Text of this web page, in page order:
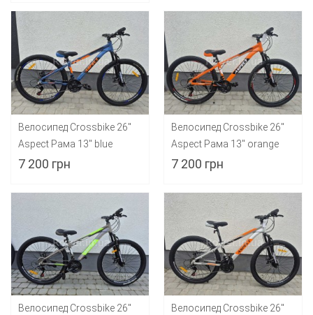
Велосипед Crossbike 26"
Aspect Рама 13" blue
7 200 грн
Велосипед Crossbike 26"
Aspect Рама 13" orange
7 200 грн
Велосипед Crossbike 26"
Велосипед Crossbike 26"